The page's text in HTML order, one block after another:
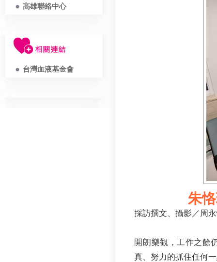
高雄聯絡中心
台灣血液基金會
朱
採訪撰文、攝影／周
開朗樂觀，工作之餘
真、努力的抓住任何